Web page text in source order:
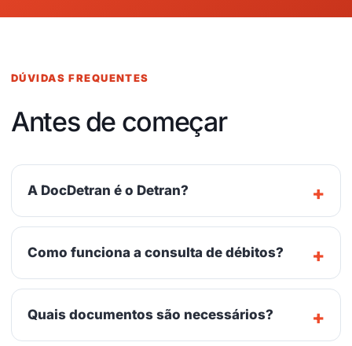
DÚVIDAS FREQUENTES
Antes de começar
A DocDetran é o Detran?
Como funciona a consulta de débitos?
Quais documentos são necessários?